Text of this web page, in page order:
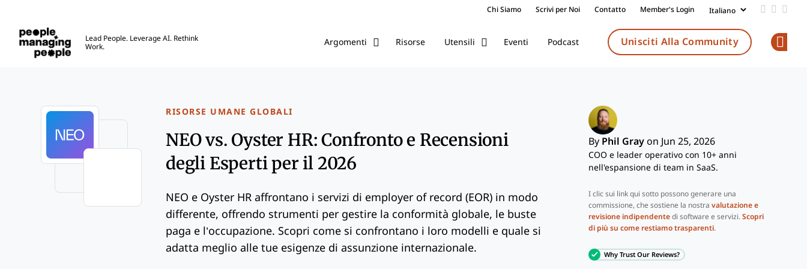
Chi Siamo Scrivi per Noi Contatto Member's Login Add us
Follow
Lead People. Leverage AI. Rethink
Work.
Argomenti Risorse Utensili Eventi Podcast Unisciti Alla Community
RISORSE UMANE GLOBALI
NEO vs. Oyster HR: Confronto e Recensioni
degli Esperti per il 2026
NEO e Oyster HR affrontano i servizi di employer of record (EOR) in modo
differente, offrendo strumenti per gestire la conformità globale, le buste
paga e l’occupazione. Scopri come si confrontano i loro modelli e quale si
adatta meglio alle tue esigenze di assunzione internazionale.
By Phil Gray on Jun 25, 2026
COO e leader operativo con 10+ anni
nell'espansione di team in SaaS.
I clic sui link qui sotto possono generare una
commissione, che sostiene la nostra valutazione e
revisione indipendente di software e servizi. Scopri
di più su come restiamo trasparenti.
Why Trust Our Reviews?